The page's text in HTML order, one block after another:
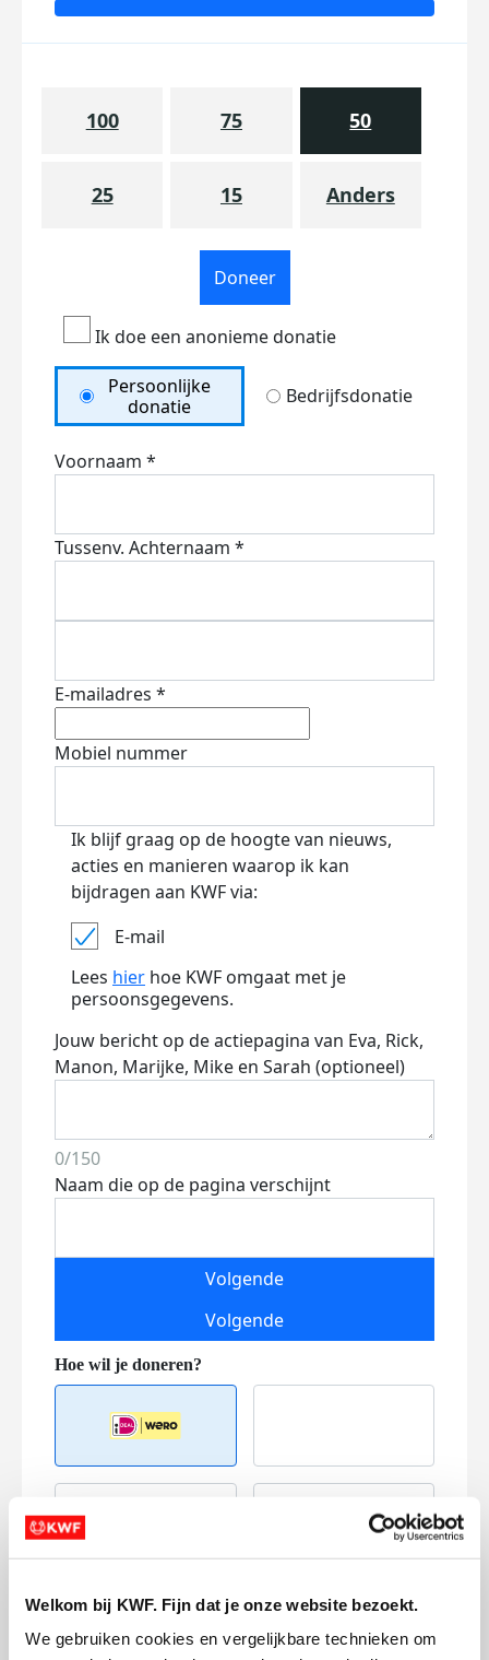
Welkom bij KWF. Fijn dat je onze website bezoekt.
We gebruiken cookies en vergelijkbare technieken om
100 75 50
25 15 Anders
Doneer
Ik doe een anonieme donatie
Persoonlijke
donatie
Bedrijfsdonatie
Voornaam *
Tussenv. Achternaam *
E-mailadres *
Mobiel nummer
Ik blijf graag op de hoogte van nieuws,
acties en manieren waarop ik kan
bijdragen aan KWF via:
E-mail
Lees hier hoe KWF omgaat met je
persoonsgegevens.
Jouw bericht op de actiepagina van Eva, Rick,
Manon, Marijke, Mike en Sarah (optioneel)
0/150
Naam die op de pagina verschijnt
Volgende
Volgende